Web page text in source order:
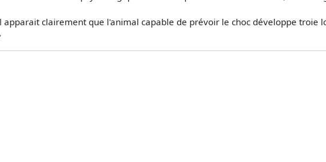
apparait clairement que l'animal capable de prévoir le choc développe troie